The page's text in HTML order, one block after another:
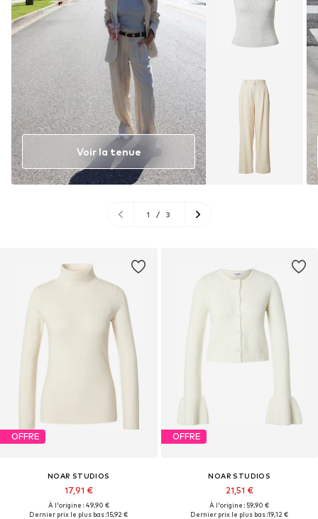
OFFRE
NOAR STUDIOS
17,91 €
À l'origine : 49,90 €
Dernier prix le plus bas :15,92 €
OFFRE
NOAR STUDIOS
21,51 €
À l'origine : 59,90 €
Dernier prix le plus bas :19,12 €
Voir la tenue
1 / 3